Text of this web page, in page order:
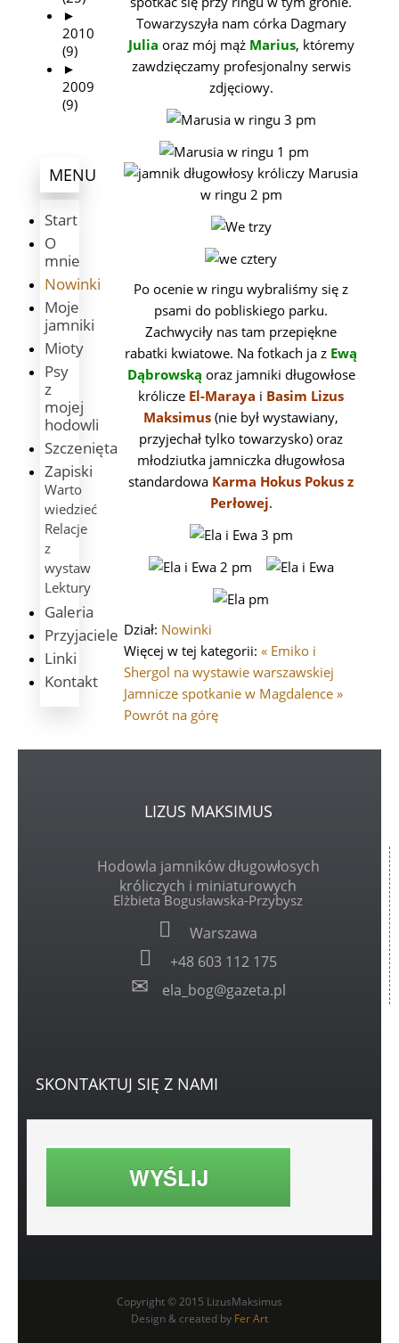
Towarzyszyła nam córka Dagmary
Julia oraz mój mąż Marius, któremy
zawdzięczamy profesjonalny serwis
zdjęciowy.
Po ocenie w ringu wybraliśmy się z
psami do pobliskiego parku.
Zachwyciły nas tam przepiękne
rabatki kwiatowe. Na fotkach ja z Ewą
Dąbrowską oraz jamniki długowłose
królicze El-Maraya i Basim Lizus
Maksimus (nie był wystawiany,
przyjechał tylko towarzysko) oraz
młodziutka jamniczka długowłosa
standardowa Karma Hokus Pokus z
Perłowej.
Dział: Nowinki
Więcej w tej kategorii: « Emiko i
Shergol na wystawie warszawskiej
Jamnicze spotkanie w Magdalence »
Powrót na górę
►
2010
(9)
►
2009
(9)
MENU
Start
O
mnie
Nowinki
Moje
jamniki
Mioty
Psy
z
mojej
hodowli
Szczenięta
Zapiski
Warto
wiedzieć
Relacje
z
wystaw
Lektury
Galeria
Przyjaciele
Linki
Kontakt
LIZUS MAKSIMUS
Hodowla jamników długowłosych
króliczych i miniaturowych
Elżbieta Bogusławska-Przybysz
Warszawa
+48 603 112 175
ela_bog@gazeta.pl
SKONTAKTUJ SIĘ Z NAMI
WYŚLIJ
Copyright © 2015 LizusMaksimus
Design & created by Fer Art